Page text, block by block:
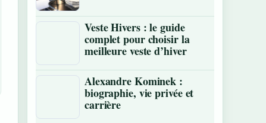
Veste Hivers : le guide
complet pour choisir la
meilleure veste d’hiver
Alexandre Kominek :
biographie, vie privée et
carrière